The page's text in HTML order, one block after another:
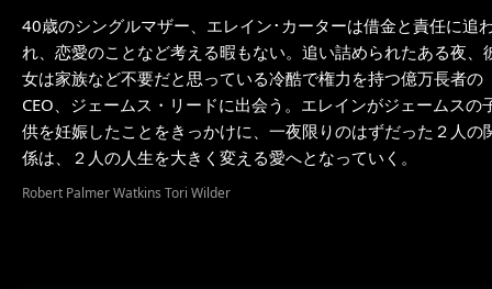
40歳のシングルマザー、エレイン･カーターは借金と責任に追
れ、恋愛のことなど考える暇もない。追い詰められたある夜、
女は家族など不要だと思っている冷酷で権力を持つ億万長者の
CEO、ジェームス・リードに出会う。エレインがジェームスの
供を妊娠したことをきっかけに、一夜限りのはずだった２人の
係は、２人の人生を大きく変える愛へとなっていく。
Robert Palmer Watkins Tori Wilder